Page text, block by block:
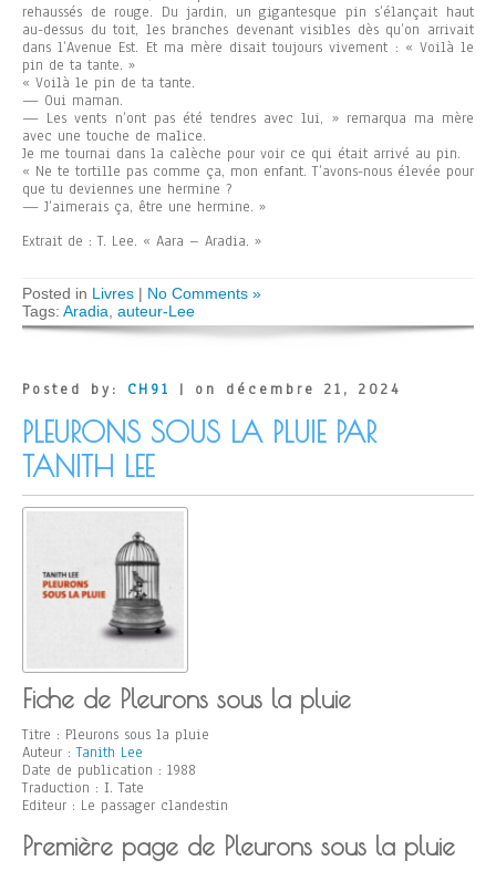
rehaussés de rouge. Du jardin, un gigantesque pin s’élançait haut
au-dessus du toit, les branches devenant visibles dès qu’on arrivait
dans l’Avenue Est. Et ma mère disait toujours vivement : « Voilà le
pin de ta tante. »
« Voilà le pin de ta tante.
— Oui maman.
— Les vents n’ont pas été tendres avec lui, » remarqua ma mère
avec une touche de malice.
Je me tournai dans la calèche pour voir ce qui était arrivé au pin.
« Ne te tortille pas comme ça, mon enfant. T’avons-nous élevée pour
que tu deviennes une hermine ?
— J’aimerais ça, être une hermine. »
Extrait de : T. Lee. « Aara – Aradia. »
Posted in Livres | No Comments »
Tags: Aradia auteur-Lee
Posted by: CH91 | on décembre 21, 2024
PLEURONS SOUS LA PLUIE PAR
TANITH LEE
Fiche de Pleurons sous la pluie
Titre : Pleurons sous la pluie
Auteur :Tanith Lee
Date de publication : 1988
Traduction : I. Tate
Editeur : Le passager clandestin
Première page de Pleurons sous la pluie